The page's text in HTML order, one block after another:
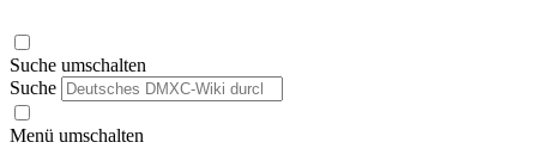
Suche umschalten
Suche
Menü umschalten